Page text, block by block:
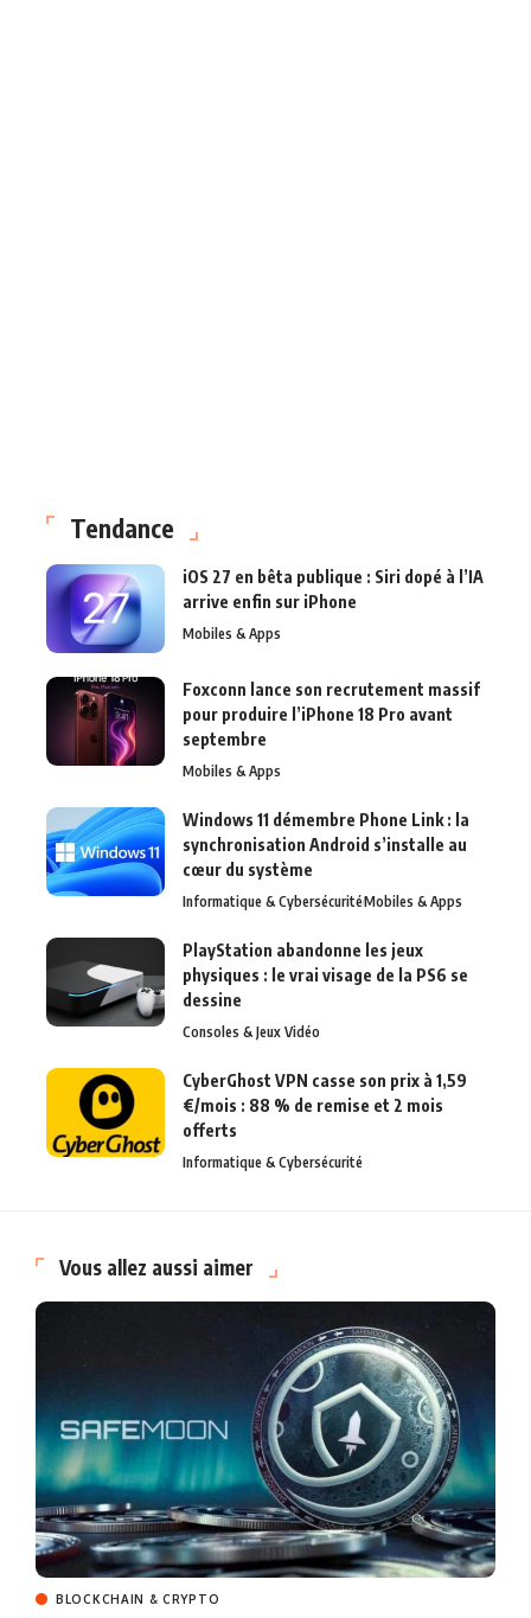
Tendance
iOS 27 en bêta publique : Siri dopé à l’IA
arrive enfin sur iPhone
Mobiles & Apps
Foxconn lance son recrutement massif
pour produire l’iPhone 18 Pro avant
septembre
Mobiles & Apps
Windows 11 démembre Phone Link : la
synchronisation Android s’installe au
cœur du système
Informatique & CybersécuritéMobiles & Apps
PlayStation abandonne les jeux
physiques : le vrai visage de la PS6 se
dessine
Consoles & Jeux Vidéo
CyberGhost VPN casse son prix à 1,59
€/mois : 88 % de remise et 2 mois
offerts
Informatique & Cybersécurité
Vous allez aussi aimer
BLOCKCHAIN & CRYPTO